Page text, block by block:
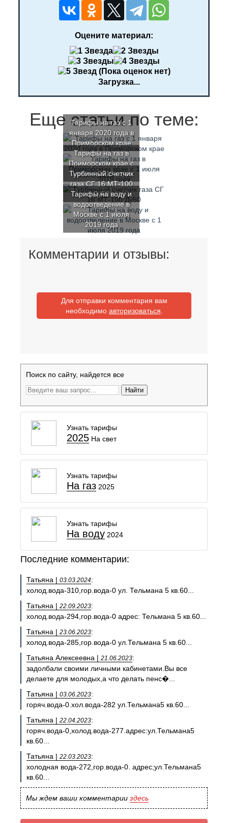
Оцените материал:
(Пока оценок нет)
Загрузка...
Еще статьи по теме:
Тарифы на газ с 1
января 2020 года в
Приморском крае
Тарифы на газ в
Приморском крае с
1 июля 2019 года
Турбинный счетчик
газа СГ 16 МТ-100
Ду50
Тарифы на воду и
водоотведение в
Москве с 1 июля
2019 года
Комментарии и отзывы:
Для отправки комментария вам
необходимо авторизоваться
Поиск по сайту, найдется все
Найти
Узнать тарифы
2025 На свет
Узнать тарифы
На газ 2025
Узнать тарифы
На воду 2024
Последние комментарии:
Татьяна | 03.03.2024:
холод.вода-310,гор.вода-0 ул. Тельмана 5 кв.60...
Татьяна | 22.09.2023:
холод.вода-294,гор.вода-0 адрес: Тельмана 5 кв.60...
Татьяна | 23.06.2023:
холод.вода-285,гор.вода-0 ул.Тельмана 5 кв.60...
Татьяна Алексеевна | 21.06.2023:
задолбали своими личными кабинетами.Вы все
делаете для молодых,а что делать пенс�...
Татьяна | 03.06.2023:
горяч.вода-0.хол.вода-282 ул.Тельмана5 кв.60...
Татьяна | 22.04.2023:
горяч.вода-0,холод.вода-277.адрес:ул.Тельмана5
кв.60...
Татьяна | 22.03.2023:
холодная вода-272,гор.вода-0. адрес;ул.Тельмана5
кв.60...
Мы ждем ваши комментарии здесь